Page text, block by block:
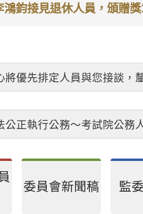
鈞接見退休人員，頒贈
優先排定人員與您接談，
正執行公務～考試院公務
委員會新聞稿 監